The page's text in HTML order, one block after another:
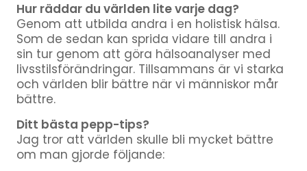
Hur räddar du världen lite varje dag?
Genom att utbilda andra i en holistisk hälsa.
Som de sedan kan sprida vidare till andra i
sin tur genom att göra hälsoanalyser med
livsstilsförändringar. Tillsammans är vi starka
och världen blir bättre när vi människor mår
bättre.
Ditt bästa pepp-tips?
Jag tror att världen skulle bli mycket bättre
om man gjorde följande: